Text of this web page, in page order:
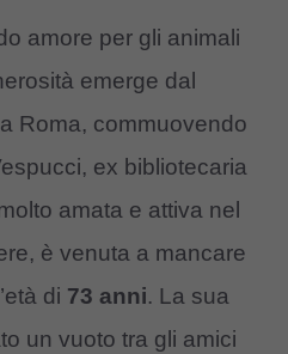
amore per gli animali
emerge dal
Roma, commuovendo
ex bibliotecaria
amata e attiva nel
è venuta a mancare
di 73 anni. La sua
un vuoto tra gli amici